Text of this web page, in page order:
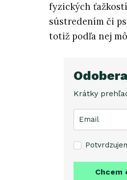
fyzických
sústredením či
totiž podľa nej
Krátky
Chcem